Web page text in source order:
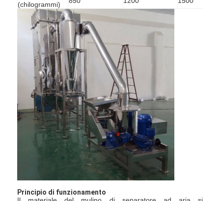
(chilogrammi)
Principio di funzionamento